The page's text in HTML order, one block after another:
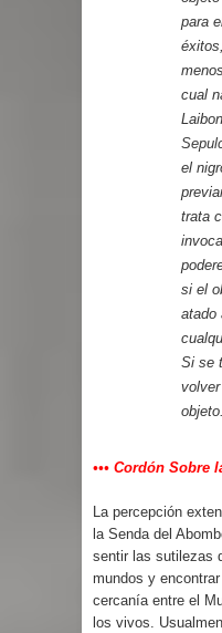
para
cual
el
trata
si el
atado
Si se
objeto.
••• Cordón Sobre
La percepción
la Senda del
sentir las sutilezas
mundos y
cercanía entre el
los vivos.